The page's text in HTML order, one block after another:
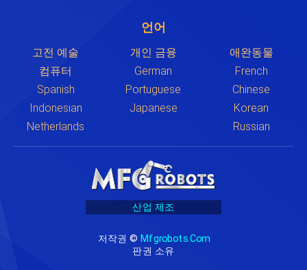
언어
고전 예술 개인 금융
애완동물
컴퓨터
German
French
Spanish
Portuguese
Chinese
Indonesian
Japanese
Korean
Netherlands
Russian
산업 제조
저작권 © Mfgrobots.com
판권 소유